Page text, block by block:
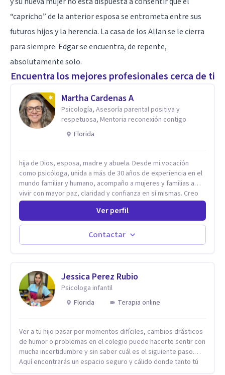
“capricho” de la anterior esposa se entrometa entre sus
futuros hijos y la herencia. La casa de los Allan se le cierra
para siempre. Edgar se encuentra, de repente,
absolutamente solo.
Encuentra los mejores profesionales cerca de ti
Martha Cardenas A
Psicología, Asesoría parental positiva y
respetuosa, Mentoria reconexión contigo
Florida
hija de Dios, esposa, madre y abuela. Desde mi vocación
como psicóloga, unida a más de 30 años de experiencia en el
mundo familiar y humano, acompaño a mujeres y familias a
vivir con mayor paz, claridad y confianza en sí mismas. Creo
profundamente que la vida está hecha de etapas, y que cada
ciclo —personal, emocional, espiritual y familiar— trae
oportunidades de crecimiento. Por eso utilizo una
combinación de psicología positiva, enfoque humanista,
herramientas contemporáneas de bienestar mental y
eres. Mi misión es ayudarte a ordenar tu mundo interior, sanar
lo que aún pesa, fortalecer tu autoestima, transformar la
relación contigo misma y con quienes amas, y enseñarte
herramientas prácticas para navegar la vida familiar con amor,
familiar y la fe se encuentran para crear procesos
terapéuticos transformadores, cálidos y profundamente
humanos. Te acompaño a encontrar claridad, paz y propósito
en cada etapa de tu vida.
Ver perfil
Contactar
Jessica Perez Rubio
Psicologa infantil
Florida
Terapia online
Ver a tu hijo pasar por momentos difíciles, cambios drásticos
de humor o problemas en el colegio puede hacerte sentir con
mucha incertidumbre y sin saber cuál es el siguiente paso.
Aquí encontrarás un espacio seguro y cálido donde tanto tú